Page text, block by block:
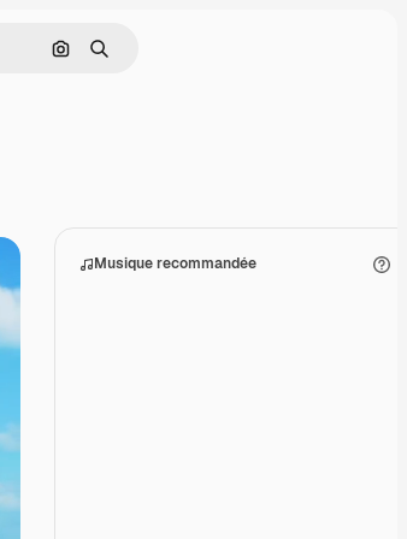
Rechercher par image
Rechercher
Musique recommandée